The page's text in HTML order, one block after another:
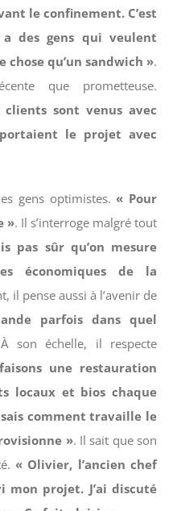
le confinement. C’est
des gens qui veulent
qu’un sandwich ».
que prometteuse.
sont venus avec
le projet avec
gens optimistes.« Pour
». Il s’interroge malgré tout
pas sûr qu’on mesure
économiques de la
il pense aussi à l’avenir de
parfois dans quel
son échelle, il respecte
une restauration
locaux et bios chaque
sais comment travaille le
». Il sait que son
« Olivier, l’ancien chef
mon projet. J’ai discuté